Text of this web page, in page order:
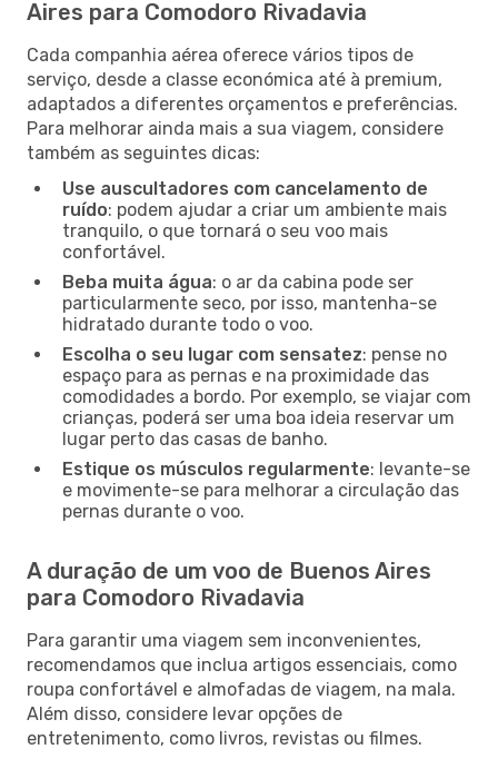
Aires para Comodoro Rivadavia
Cada companhia aérea oferece vários tipos de
serviço, desde a classe económica até à premium,
adaptados a diferentes orçamentos e preferências.
Para melhorar ainda mais a sua viagem, considere
também as seguintes dicas:
Use auscultadores com cancelamento de
ruído: podem ajudar a criar um ambiente mais
tranquilo, o que tornará o seu voo mais
confortável.
Beba muita água: o ar da cabina pode ser
particularmente seco, por isso, mantenha-se
hidratado durante todo o voo.
Escolha o seu lugar com sensatez: pense no
espaço para as pernas e na proximidade das
comodidades a bordo. Por exemplo, se viajar com
crianças, poderá ser uma boa ideia reservar um
lugar perto das casas de banho.
Estique os músculos regularmente: levante-se
e movimente-se para melhorar a circulação das
pernas durante o voo.
A duração de um voo de Buenos Aires
para Comodoro Rivadavia
Para garantir uma viagem sem inconvenientes,
recomendamos que inclua artigos essenciais, como
roupa confortável e almofadas de viagem, na mala.
Além disso, considere levar opções de
entretenimento, como livros, revistas ou filmes.